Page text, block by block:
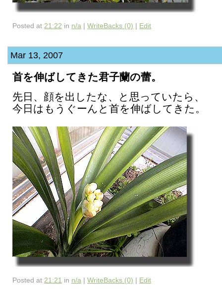
Posted at 21:22 in n/a | WriteBacks (0) | Edit
Mar 13, 2007
首を伸ばしてきた君子蘭の蕾。
先日、顔を出したな、と思っていたら、
今日はもうぐーんと首を伸ばしてきた。
Posted at 21:21 in n/a | WriteBacks (0) | Edit